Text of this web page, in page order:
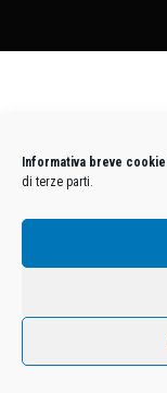
Informativa breve cookie
di terze parti.